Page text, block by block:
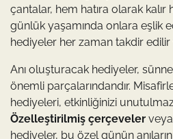
çantalar, hem hatıra olarak
günlük yaşamında onlara eşlik
hediyeler her zaman takdir edilir
Anı oluşturacak hediyeler,
önemli parçalarındandır.
hediyeleri, etkinliğinizi unutulmaz
Özelleştirilmiş çerçeveler
hediyeler, bu özel günün